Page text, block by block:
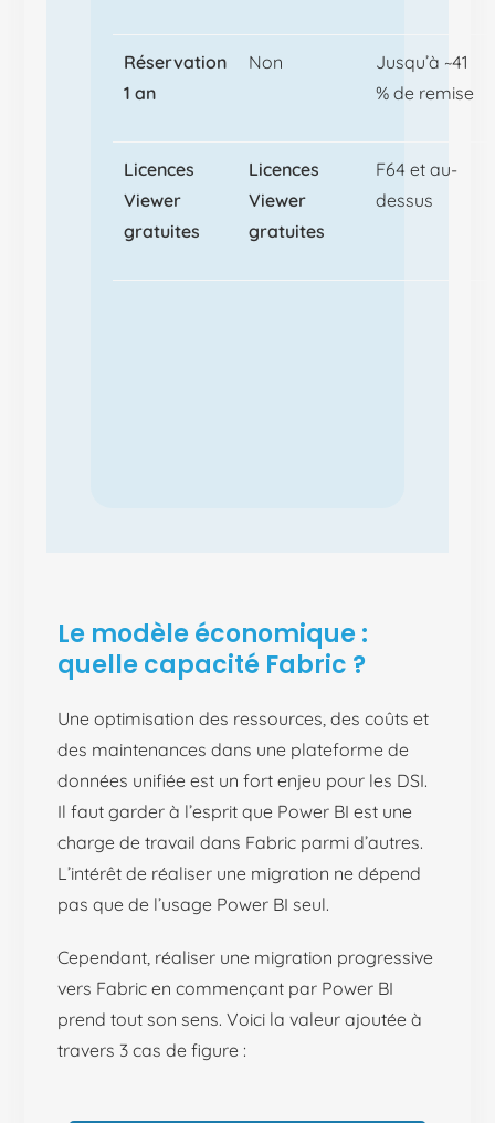
Réservation
1 an
Non
Jusqu’à ~41
% de remise
Licences
Viewer
gratuites
Licences
Viewer
gratuites
F64 et au-
dessus
Le modèle économique :
quelle capacité Fabric ?
Une optimisation des ressources, des coûts et
des maintenances dans une plateforme de
données unifiée est un fort enjeu pour les DSI.
Il faut garder à l’esprit que Power BI est une
charge de travail dans Fabric parmi d’autres.
L’intérêt de réaliser une migration ne dépend
pas que de l’usage Power BI seul.
Cependant, réaliser une migration progressive
vers Fabric en commençant par Power BI
prend tout son sens. Voici la valeur ajoutée à
travers 3 cas de figure :